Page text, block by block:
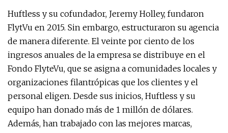
Huftless y su cofundador, Jeremy Holley, fundaron
FlytVu en 2015. Sin embargo, estructuraron su agencia
de manera diferente. El veinte por ciento de los
ingresos anuales de la empresa se distribuye en el
Fondo FlyteVu, que se asigna a comunidades locales y
organizaciones filantrópicas que los clientes y el
personal eligen. Desde sus inicios, Huftless y su
equipo han donado más de 1 millón de dólares.
Además, han trabajado con las mejores marcas,